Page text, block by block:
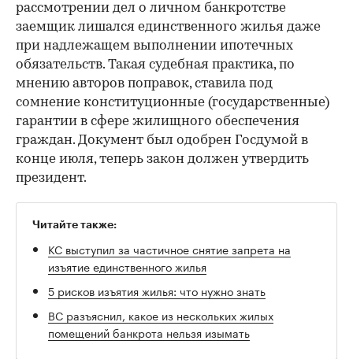
00:00 / 00:00
рассмотрении дел о личном банкротстве
заемщик лишался единственного жилья даже
при надлежащем выполнении ипотечных
обязательств. Такая судебная практика, по
мнению авторов поправок, ставила под
сомнение конституционные (государственные)
гарантии в сфере жилищного обеспечения
граждан. Документ был одобрен Госдумой в
конце июля, теперь закон должен утвердить
президент.
Читайте также:
КС выступил за частичное снятие запрета на
изъятие единственного жилья
5 рисков изъятия жилья: что нужно знать
ВС разъяснил, какое из нескольких жилых
помещений банкрота нельзя изымать